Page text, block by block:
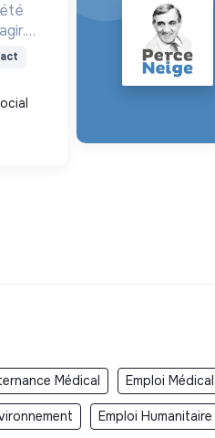
et
Médical Emploi Médical
Emploi Humanitaire